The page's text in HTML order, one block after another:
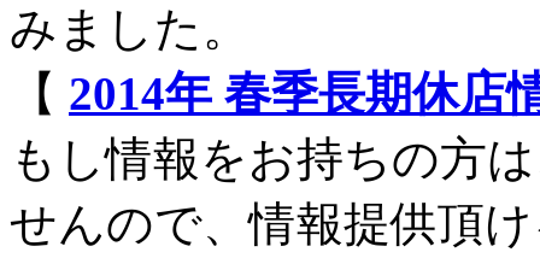
みました。
【 2014年 春季長期休店
もし情報をお持ちの方
せんので、情報提供頂